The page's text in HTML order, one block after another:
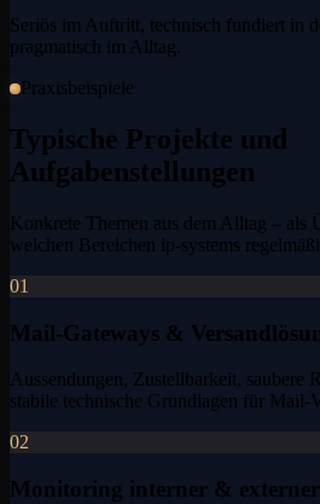
Seriös im Auftritt, technisch fundiert in
pragmatisch im Alltag.
Praxisbeispiele
Typische Projekte und
Aufgabenstellungen
Konkrete Themen aus dem Alltag – als
welchen Bereichen ip-systems
01
Mail-Gateways &
Aussendungen, Zustellbarkeit, saubere
stabile technische Grundlagen für Mail-
02
Monitoring interner &